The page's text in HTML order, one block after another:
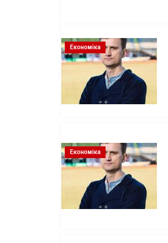
Економіка
Економіка